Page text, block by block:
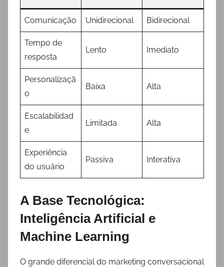
Comunicação Unidirecional Bidirecional
Tempo de
resposta
Lento Imediato
Personalizaçã
o
Baixa Alta
Escalabilidad
e
Limitada Alta
Experiência
do usuário
Passiva Interativa
A Base Tecnológica:
Inteligência Artificial e
Machine Learning
O grande diferencial do marketing conversacional